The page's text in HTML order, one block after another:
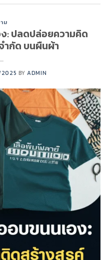
ม
: ปลดปล่อยความคิด
ำกัด บนผืนผ้า
BYADMIN